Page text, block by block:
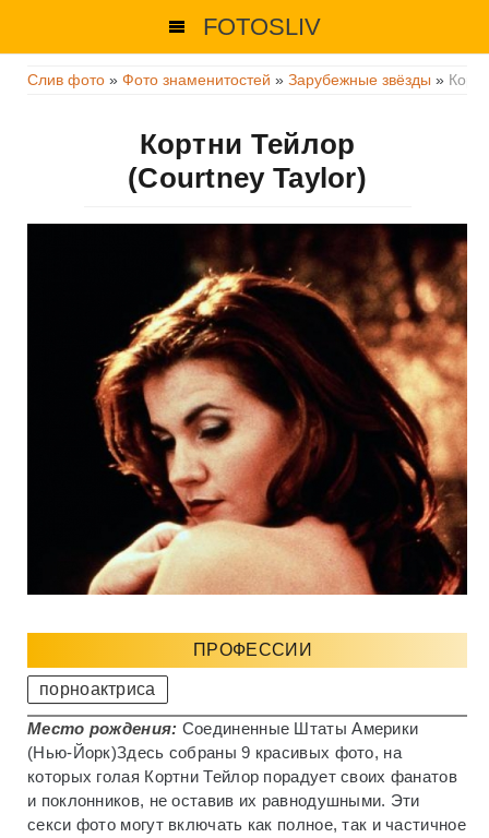
FOTOSLIV
Слив фото » Фото знаменитостей » Зарубежные звёзды »
Кортни Тейлор
(Courtney Taylor)
ПРОФЕССИИ
порноактриса
Место рождения: Соединенные Штаты Америки
(Нью-Йорк)Здесь собраны 9 красивых фото, на
которых голая Кортни Тейлор порадует своих фанатов
и поклонников, не оставив их равнодушными. Эти
секси фото могут включать как полное, так и частичное